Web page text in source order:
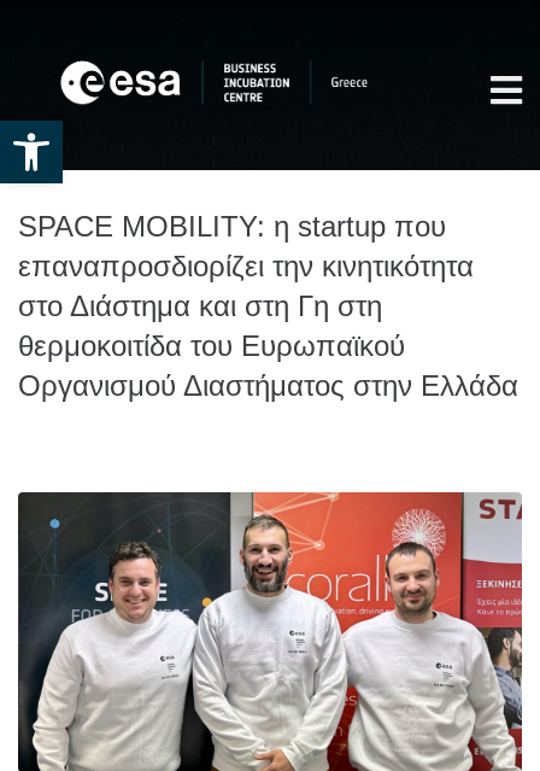
Open toolbar
SPACE MOBILITY: η startup που
επαναπροσδιορίζει την κινητικότητα
στο Διάστημα και στη Γη στη
θερμοκοιτίδα του Ευρωπαϊκού
Οργανισμού Διαστήματος στην Ελλάδα